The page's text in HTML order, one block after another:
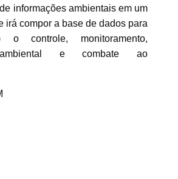
informações ambientais em um
irá compor a base de dados para
controle, monitoramento,
ambiental e combate ao